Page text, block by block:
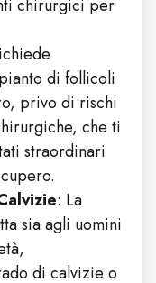
chirurgici per
di follicoli
privo di rischi
che ti
straordinari
: La
sia agli uomini
di calvizie o